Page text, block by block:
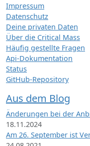
Impressum
Datenschutz
Deine privaten Daten
Über die Critical Mass
Häufig gestellte Fragen
Api-Dokumentation
Status
GitHub-Repository
Aus dem Blog
Änderungen bei der
18.11.2024
Am 26. September ist